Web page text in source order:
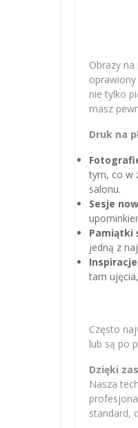
Obrazy
oprawiony
nie tylko
masz
Druk na
tym, co w
salonu.
Sesje
Pamiątki
jedną z
tam
Często
lub są po
Dzięki
Nasza
standard,